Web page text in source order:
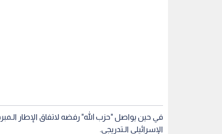
في حين يواصل "حزب الله" رفضه لاتفاق الإطار
الإسرائيلي الـتدريجي.